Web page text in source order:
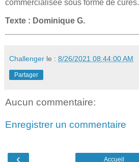
commercialisée sous forme de cures.
Texte : Dominique G.
Challenger le : 8/26/2021 08:44:00 AM
Partager
Aucun commentaire:
Enregistrer un commentaire
‹ Accueil